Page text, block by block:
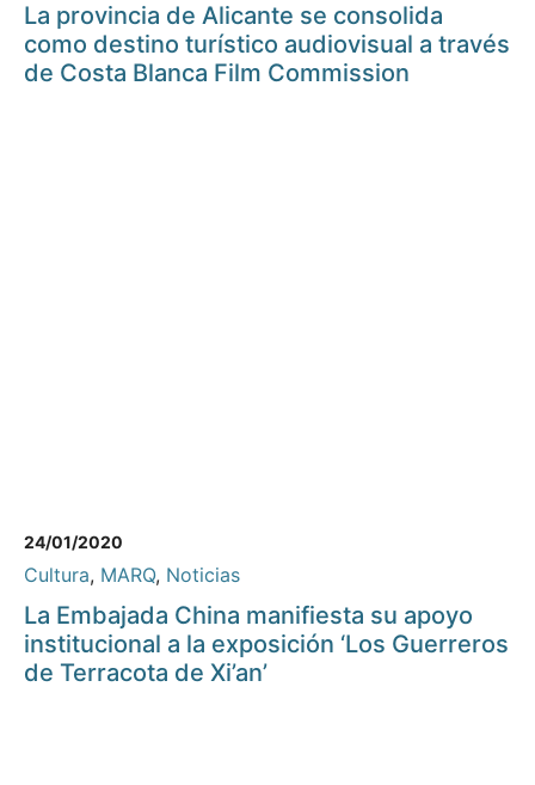
La provincia de Alicante se consolida
como destino turístico audiovisual a través
de Costa Blanca Film Commission
24/01/2020
Cultura, MARQ, Noticias
La Embajada China manifiesta su apoyo
institucional a la exposición ‘Los Guerreros
de Terracota de Xi’an’